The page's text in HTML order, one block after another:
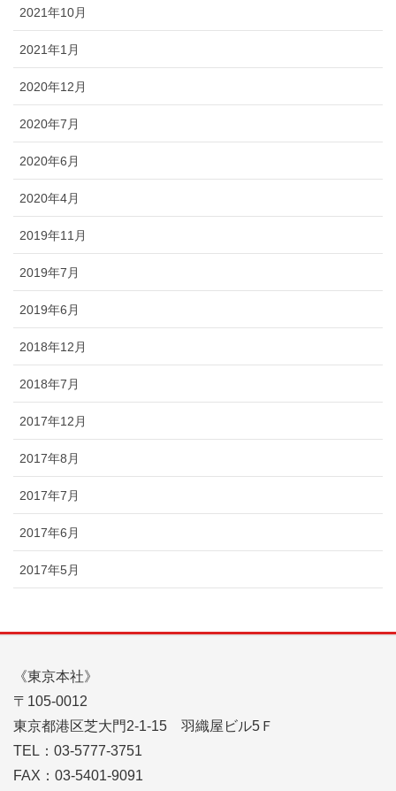
2021年10月
2021年1月
2020年12月
2020年7月
2020年6月
2020年4月
2019年11月
2019年7月
2019年6月
2018年12月
2018年7月
2017年12月
2017年8月
2017年7月
2017年6月
2017年5月
《東京本社》
〒105-0012
東京都港区芝大門2-1-15 羽織屋ビル5Ｆ
TEL：03-5777-3751
FAX：03-5401-9091